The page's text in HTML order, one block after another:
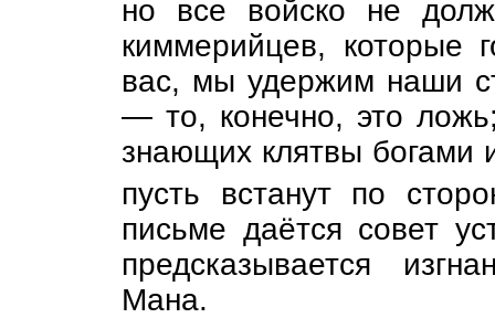
но все войско не
киммерийцев, которые
вас, мы удержим наши
— то, конечно, это
знающих клятвы богами
пусть встанут по
письме даётся совет
предсказывается
Мана.